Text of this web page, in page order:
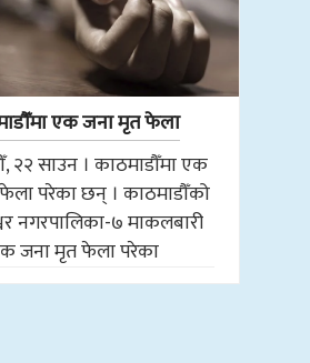
एक जना मृत फेला
२२ साउन । काठमाडौँमा एक
परेका छन् । काठमाडौँको
नगरपालिका-७ माकलबारी
जना मृत फेला परेका